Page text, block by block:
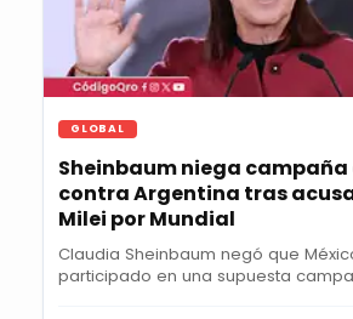
GLOBAL
Sheinbaum niega campaña
contra Argentina tras
Milei por Mundial
Claudia Sheinbaum negó que
participado en una supuesta